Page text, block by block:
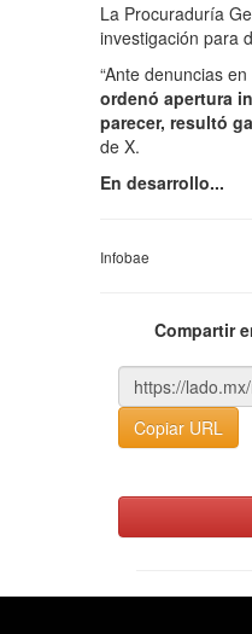
La Procuraduría
investigación para
“Ante denuncias
ordenó apertura
parecer, resultó
de X.
En desarrollo...
Infobae
Compartir
Copiar URL